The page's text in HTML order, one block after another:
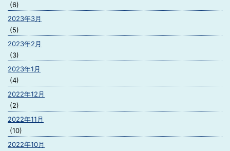
(6)
2023年3月
(5)
2023年2月
(3)
2023年1月
(4)
2022年12月
(2)
2022年11月
(10)
2022年10月